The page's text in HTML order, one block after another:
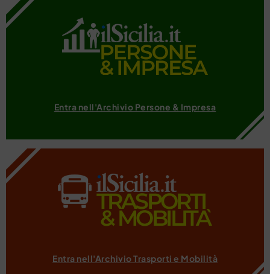
Entra nell'Archivio Persone & Impresa
Entra nell'Archivio Trasporti e Mobilità